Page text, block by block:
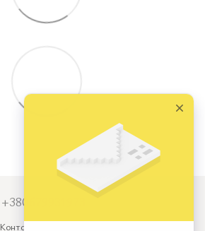
+380679931973
Контактна інформація